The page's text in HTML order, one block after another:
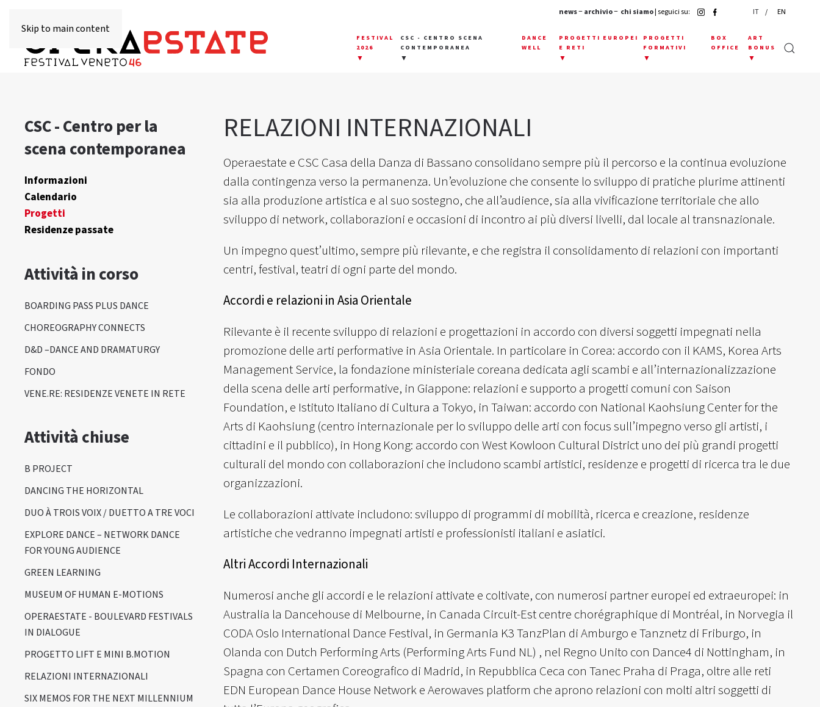
Skip to main content
news−archivio− chi siamo| seguici su: IT EN
FESTIVAL
2026
▼
CSC - CENTRO SCENA
CONTEMPORANEA
▼
DANCE
WELL
PROGETTI EUROPEI
E RETI
▼
PROGETTI
FORMATIVI
▼
BOX
OFFICE
ART
BONUS
▼
CSC - Centro per la
scena contemporanea
Informazioni
Calendario
Progetti
Residenze passate
Attività in corso
BOARDING PASS PLUS DANCE
CHOREOGRAPHY CONNECTS
D&D –DANCE AND DRAMATURGY
FONDO
VENE.RE: RESIDENZE VENETE IN RETE
Attività chiuse
B PROJECT
DANCING THE HORIZONTAL
DUO À TROIS VOIX / DUETTO A TRE VOCI
EXPLORE DANCE – NETWORK DANCE
FOR YOUNG AUDIENCE
GREEN LEARNING
MUSEUM OF HUMAN E-MOTIONS
OPERAESTATE - BOULEVARD FESTIVALS
IN DIALOGUE
PROGETTO LIFT E MINI B.MOTION
RELAZIONI INTERNAZIONALI
SIX MEMOS FOR THE NEXT MILLENNIUM
RELAZIONI INTERNAZIONALI
Operaestate e CSC Casa della Danza di Bassano consolidano sempre più il percorso e la continua evoluzione
dalla contingenza verso la permanenza. Un’evoluzione che consente lo sviluppo di pratiche plurime attinenti
sia alla produzione artistica e al suo sostegno, che all’audience, sia alla vivificazione territoriale che allo
sviluppo di network, collaborazioni e occasioni di incontro ai più diversi livelli, dal locale al transnazionale.
Un impegno quest’ultimo, sempre più rilevante, e che registra il consolidamento di relazioni con importanti
centri, festival, teatri di ogni parte del mondo.
Accordi e relazioni in Asia Orientale
Rilevante è il recente sviluppo di relazioni e progettazioni in accordo con diversi soggetti impegnati nella
promozione delle arti performative in Asia Orientale. In particolare in Corea: accordo con il KAMS, Korea Arts
Management Service, la fondazione ministeriale coreana dedicata agli scambi e all’internazionalizzazione
della scena delle arti performative, in Giappone: relazioni e supporto a progetti comuni con Saison
Foundation, e Istituto Italiano di Cultura a Tokyo, in Taiwan: accordo con National Kaohsiung Center for the
Arts di Kaohsiung (centro internazionale per lo sviluppo delle arti con focus sull’impegno verso gli artisti, i
cittadini e il pubblico), in Hong Kong: accordo con West Kowloon Cultural District uno dei più grandi progetti
culturali del mondo con collaborazioni che includono scambi artistici, residenze e progetti di ricerca tra le due
organizzazioni.
Le collaborazioni attivate includono: sviluppo di programmi di mobilità, ricerca e creazione, residenze
artistiche che vedranno impegnati artisti e professionisti italiani e asiatici.
Altri Accordi Internazionali
Numerosi anche gli accordi e le relazioni attivate e coltivate, con numerosi partner europei ed extraeuropei: in
Australia la Dancehouse di Melbourne, in Canada Circuit-Est centre chorégraphique di Montréal, in Norvegia il
CODA Oslo International Dance Festival, in Germania K3 TanzPlan di Amburgo e Tanznetz di Friburgo, in
Olanda con Dutch Performing Arts (Performing Arts Fund NL) , nel Regno Unito con Dance4 di Nottingham, in
Spagna con Certamen Coreografico di Madrid, in Repubblica Ceca con Tanec Praha di Praga, oltre alle reti
EDN European Dance House Network e Aerowaves platform che aprono relazioni con molti altri soggetti di